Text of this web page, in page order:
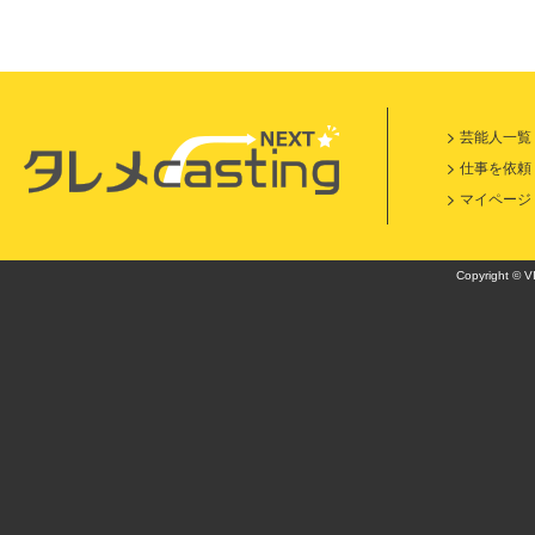
芸能人一覧
仕事を依頼
マイページ
Copyright ©